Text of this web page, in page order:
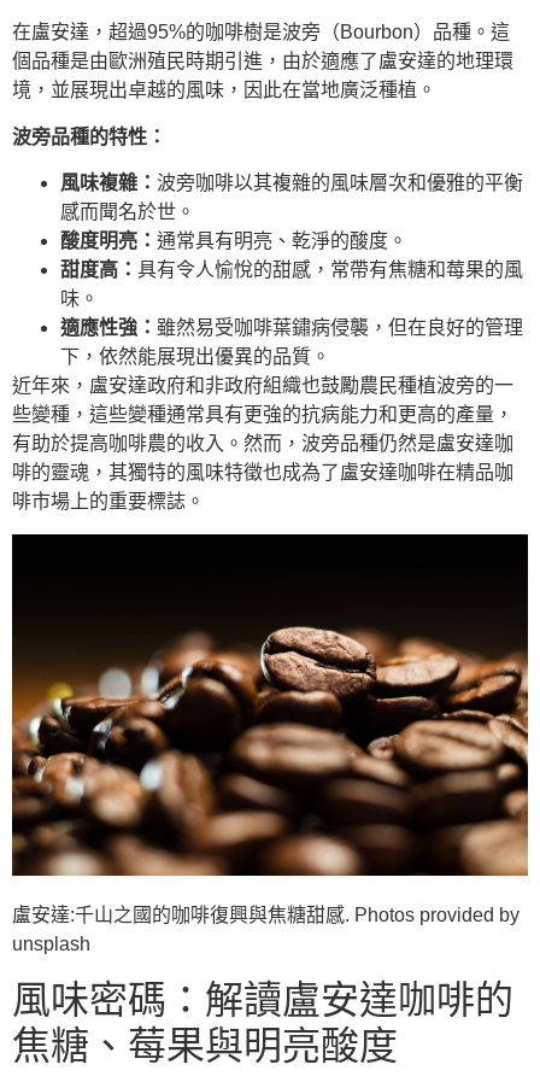
在盧安達，超過95%的咖啡樹是波旁（Bourbon）品種。這
個品種是由歐洲殖民時期引進，由於適應了盧安達的地理環
境，並展現出卓越的風味，因此在當地廣泛種植。
波旁品種的特性：
風味複雜： 波旁咖啡以其複雜的風味層次和優雅的平衡
感而聞名於世。
酸度明亮： 通常具有明亮、乾淨的酸度。
甜度高： 具有令人愉悅的甜感，常帶有焦糖和莓果的風
味。
適應性強： 雖然易受咖啡葉鏽病侵襲，但在良好的管理
下，依然能展現出優異的品質。
近年來，盧安達政府和非政府組織也鼓勵農民種植波旁的一
些變種，這些變種通常具有更強的抗病能力和更高的產量，
有助於提高咖啡農的收入。然而，波旁品種仍然是盧安達咖
啡的靈魂，其獨特的風味特徵也成為了盧安達咖啡在精品咖
啡市場上的重要標誌。
盧安達:千山之國的咖啡復興與焦糖甜感. Photos provided by
unsplash
風味密碼：解讀盧安達咖啡的
焦糖、莓果與明亮酸度